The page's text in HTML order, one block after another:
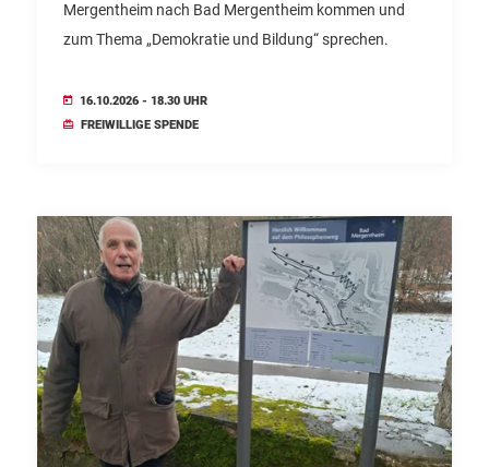
Mergentheim nach Bad Mergentheim kommen und
zum Thema „Demokratie und Bildung“ sprechen.
16.10.2026 - 18.30 UHR
FREIWILLIGE SPENDE